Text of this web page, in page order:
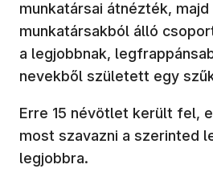
munkatársai átnézték,
munkatársakból álló
a legjobbnak,
nevekből született egy
Erre 15 névötlet került fel,
most szavazni a szerinted
legjobbra.